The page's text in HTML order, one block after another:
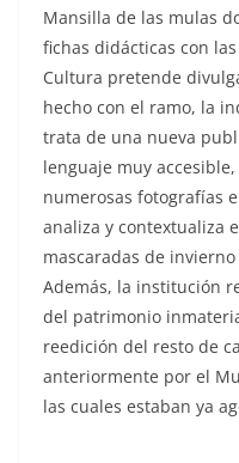
Mansilla de las mulas
fichas didácticas con
Cultura pretende
hecho con el ramo, la
trata de una nueva
lenguaje muy
numerosas fotografías
analiza y contextualiza
mascaradas de
Además, la institución
del patrimonio
reedición del resto de
anteriormente por el
las cuales estaban ya